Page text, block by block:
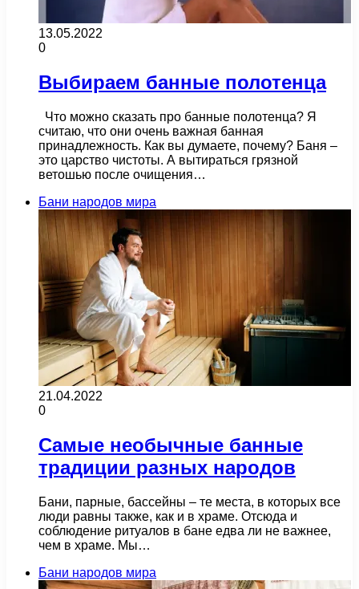
13.05.2022
0
Выбираем банные полотенца
Что можно сказать про банные полотенца? Я
считаю, что они очень важная банная
принадлежность. Как вы думаете, почему? Баня –
это царство чистоты. А вытираться грязной
ветошью после очищения…
Бани народов мира
21.04.2022
0
Самые необычные банные
традиции разных народов
Бани, парные, бассейны – те места, в которых все
люди равны также, как и в храме. Отсюда и
соблюдение ритуалов в бане едва ли не важнее,
чем в храме. Мы…
Бани народов мира